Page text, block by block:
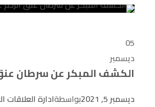
05
ديسمبر
الكشف المبكر عن سرطان عنق
ديسمبر 5, 2021 بواسطةادارة العلاقات